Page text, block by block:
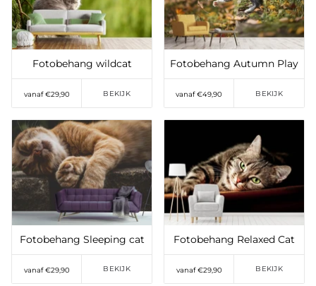
verlanglijst
Fotobehang wildcat
vanaf €29,90 BEKIJK
verlanglijst
Fotobehang Autumn Play
vanaf €49,90 BEKIJK
Toevoegen aan
verlanglijst
Fotobehang Sleeping cat
vanaf €29,90 BEKIJK
Toevoegen aan
verlanglijst
Fotobehang Relaxed Cat
vanaf €29,90 BEKIJK